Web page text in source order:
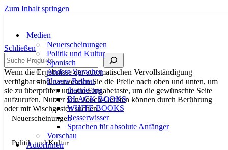
Zum Inhalt springen
Medien
Neuerscheinungen
Politik und Kultur
Spanisch
Andere Sprachen
Unsere Reihen
theorie.org
BLACK BOOKS
WHITE BOOKS
Besserwisser
Sprachen für absolute Anfänger
Vorschau
AutorInnen
Schließen
Suche
Wenn die Ergebnisse der automatischen Vervollständigung
verfügbar sind, verwenden Sie die Pfeile nach oben und unten, um
sie zu überprüfen und die Eingabetaste, um die gewünschte Seite
aufzurufen. Nutzer von Touch-Geräten können durch Berührung
oder mit Wischgesten suchen.
Neuerscheinungen
Politik und Kultur